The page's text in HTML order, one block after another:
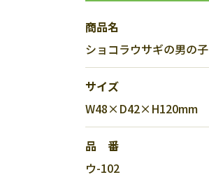
商品名
ショコラウサギの男の子
サイズ
W48×D42×H120mm
品 番
ウ-102